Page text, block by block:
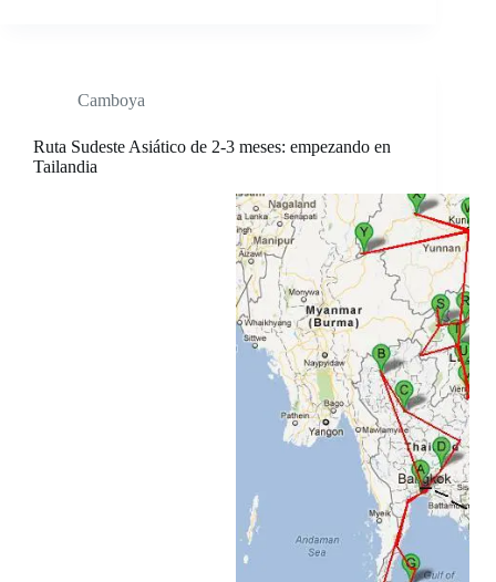
Camboya
Ruta Sudeste Asiático de 2-3 meses: empezando en
Tailandia